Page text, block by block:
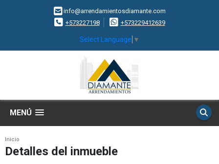
info@arrendamientosdiamante.com
+573227198
+573229412639
Select Language ▼
MENÚ
Inicio
Detalles del inmueble